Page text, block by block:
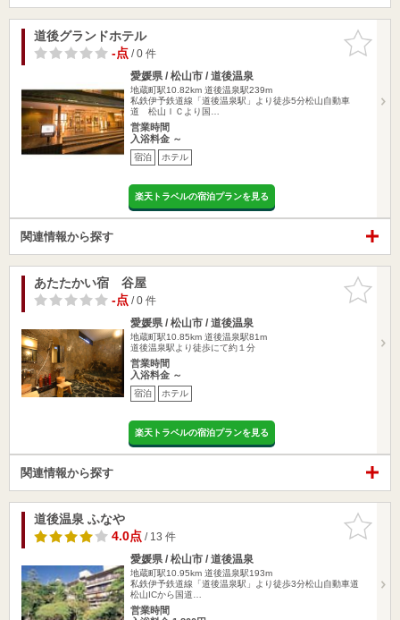
お気に入
りに追加
道後グランドホテル
-点/ 0 件
愛媛県 / 松山市 / 道後温泉
地蔵町駅10.82km 道後温泉駅239m
私鉄伊予鉄道線「道後温泉駅」より徒歩5分松山自動車
道 松山ＩＣより国…
営業時間
入浴料金 ～
宿泊 ホテル
楽天トラベルの宿泊プランを見る
関連情報から探す
お気に入
りに追加
あたたかい宿 谷屋
-点/ 0 件
愛媛県 / 松山市 / 道後温泉
地蔵町駅10.85km 道後温泉駅81m
道後温泉駅より徒歩にて約１分
営業時間
入浴料金 ～
宿泊 ホテル
楽天トラベルの宿泊プランを見る
関連情報から探す
お気に入
りに追加
道後温泉 ふなや
4.0点/ 13 件
愛媛県 / 松山市 / 道後温泉
地蔵町駅10.95km 道後温泉駅193m
私鉄伊予鉄道線「道後温泉駅」より徒歩3分松山自動車道
松山ICから国道…
営業時間